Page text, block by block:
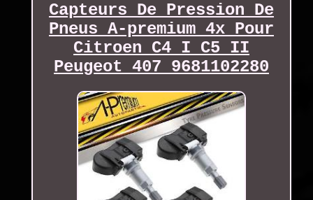
Capteurs De Pression De
Pneus A-premium 4x Pour
Citroen C4 I C5 II
Peugeot 407 9681102280